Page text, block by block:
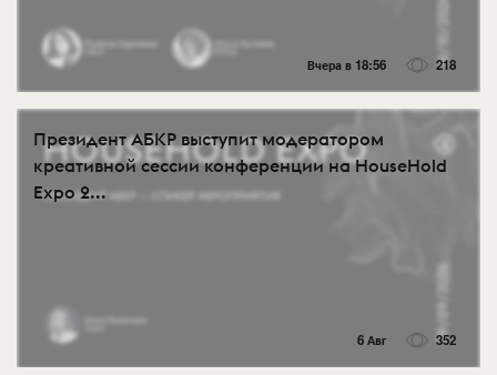
Вчера в 18:56 218
Президент АБКР выступит модератором
креативной сессии конференции на HouseHold
Expo 2...
6 Авг 352